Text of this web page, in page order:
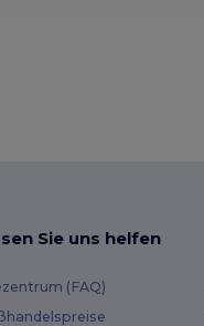
Sie uns helfen
(FAQ)